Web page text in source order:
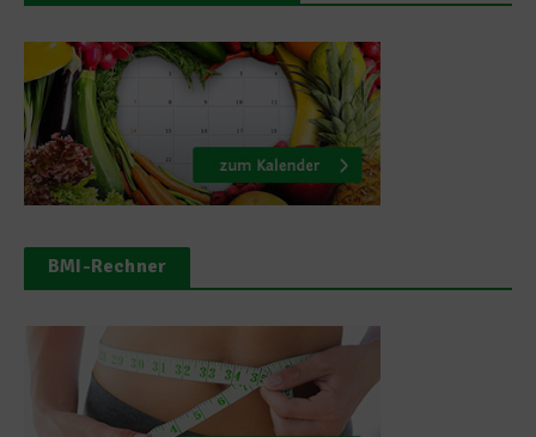
BMI-Rechner